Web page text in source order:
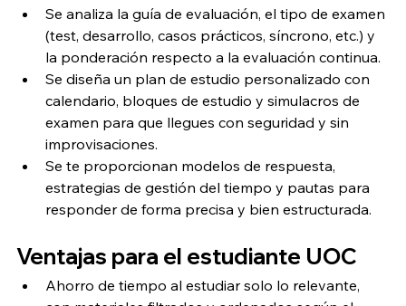
Se analiza la guía de evaluación, el tipo de examen
(test, desarrollo, casos prácticos, síncrono, etc.) y
la ponderación respecto a la evaluación continua.
Se diseña un plan de estudio personalizado con
calendario, bloques de estudio y simulacros de
examen para que llegues con seguridad y sin
improvisaciones.
Se te proporcionan modelos de respuesta,
estrategias de gestión del tiempo y pautas para
responder de forma precisa y bien estructurada.
Ventajas para el estudiante UOC
Ahorro de tiempo al estudiar solo lo relevante,